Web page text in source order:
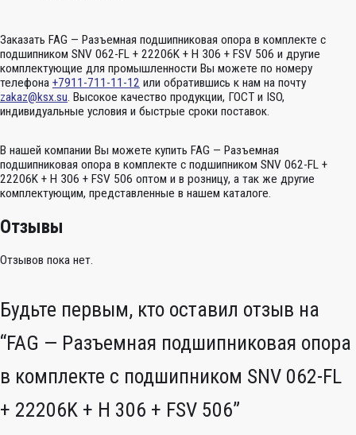
Заказать FAG — Разъемная подшипниковая опора в комплекте с
подшипником SNV 062-FL + 22206K + H 306 + FSV 506 и другие
комплектующие для промышленности Вы можете по номеру
телефона +7911-711-11-12 или обратившись к нам на почту
zakaz@ksx.su. Высокое качество продукции, ГОСТ и ISO,
индивидуальные условия и быстрые сроки поставок.
В нашей компании Вы можете купить FAG — Разъемная
подшипниковая опора в комплекте с подшипником SNV 062-FL +
22206K + H 306 + FSV 506 оптом и в розницу, а так же другие
комплектующим, представленные в нашем каталоге.
Отзывы
Отзывов пока нет.
Будьте первым, кто оставил отзыв на
“FAG — Разъемная подшипниковая опора
в комплекте с подшипником SNV 062-FL
+ 22206K + H 306 + FSV 506”